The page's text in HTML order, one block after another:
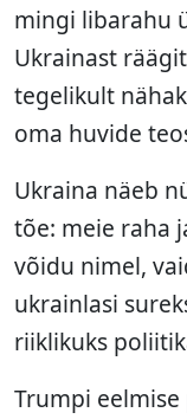
mingi libarahu
Ukrainast
tegelikult
oma huvide
Ukraina näeb
tõe: meie raha
võidu nimel,
ukrainlasi
riiklikuks
Trumpi